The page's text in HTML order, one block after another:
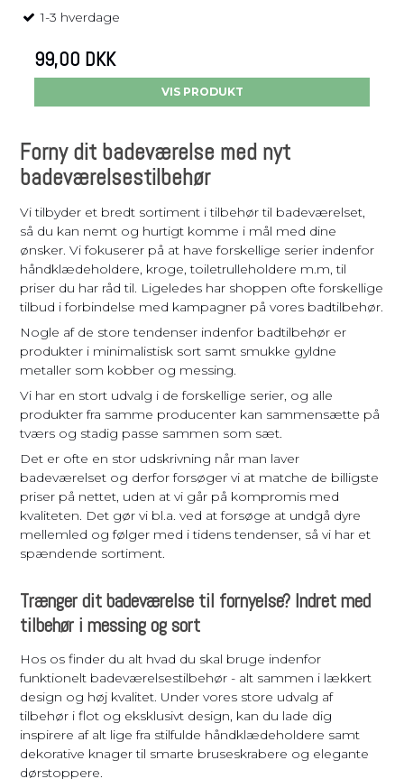
1-3 hverdage
99,00 DKK
VIS PRODUKT
Forny dit badeværelse med nyt
badeværelsestilbehør
Vi tilbyder et bredt sortiment i tilbehør til badeværelset,
så du kan nemt og hurtigt komme i mål med dine
ønsker. Vi fokuserer på at have forskellige serier indenfor
håndklædeholdere, kroge, toiletrulleholdere m.m, til
priser du har råd til. Ligeledes har shoppen ofte forskellige
tilbud i forbindelse med kampagner på vores badtilbehør.
Nogle af de store tendenser indenfor badtilbehør er
produkter i minimalistisk sort samt smukke gyldne
metaller som kobber og messing.
Vi har en stort udvalg i de forskellige serier, og alle
produkter fra samme producenter kan sammensætte på
tværs og stadig passe sammen som sæt.
Det er ofte en stor udskrivning når man laver
badeværelset og derfor forsøger vi at matche de billigste
priser på nettet, uden at vi går på kompromis med
kvaliteten. Det gør vi bl.a. ved at forsøge at undgå dyre
mellemled og følger med i tidens tendenser, så vi har et
spændende sortiment.
Trænger dit badeværelse til fornyelse? Indret med
tilbehør i messing og sort
Hos os finder du alt hvad du skal bruge indenfor
funktionelt badeværelsestilbehør - alt sammen i lækkert
design og høj kvalitet. Under vores store udvalg af
tilbehør i flot og eksklusivt design, kan du lade dig
inspirere af alt lige fra stilfulde håndklædeholdere samt
dekorative knager til smarte bruseskrabere og elegante
dørstoppere.